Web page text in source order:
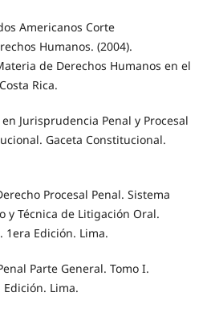
Americanos Corte
Humanos. (2004).
de Derechos Humanos en el
Rica.
Jurisprudencia Penal y Procesal
Gaceta Constitucional.
Procesal Penal. Sistema
y Técnica de Litigación Oral.
1era Edición. Lima.
Parte General. Tomo I.
Edición. Lima.